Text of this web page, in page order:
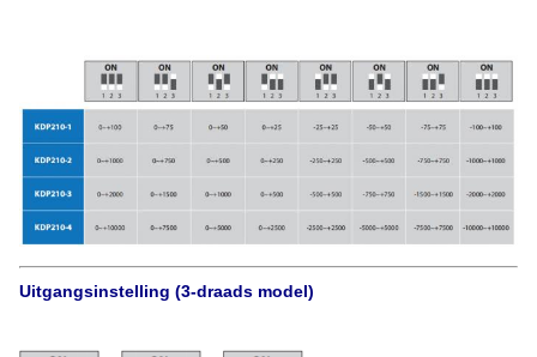
Uitgangsinstelling (3-draads model)